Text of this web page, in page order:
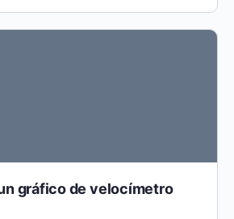
gráfico de velocímetro